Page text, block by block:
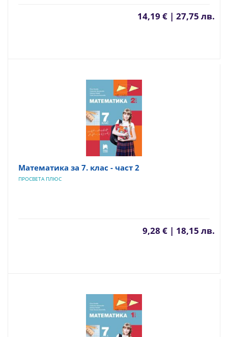
14,19 € | 27,75 лв.
Математика за 7. клас - част 2
ПРОСВЕТА ПЛЮС
9,28 € | 18,15 лв.